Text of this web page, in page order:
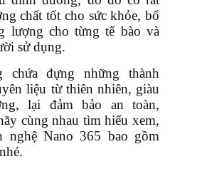
chất tốt cho sức khỏe, bổ
lượng cho từng tế bào và
sử dụng.
chứa đựng những thành
liệu từ thiên nhiên, giàu
lại đảm bảo an toàn,
cùng nhau tìm hiểu xem,
nghệ Nano 365 bao gồm